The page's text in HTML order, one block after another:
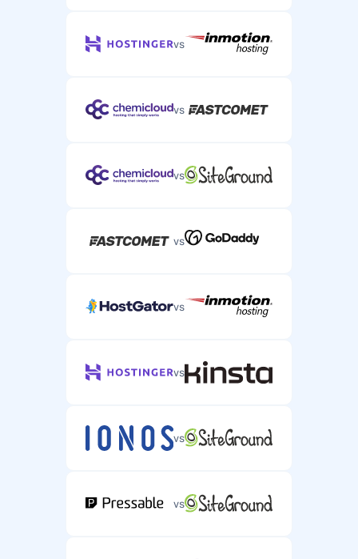
vs
vs
vs
vs
vs
vs
vs
vs